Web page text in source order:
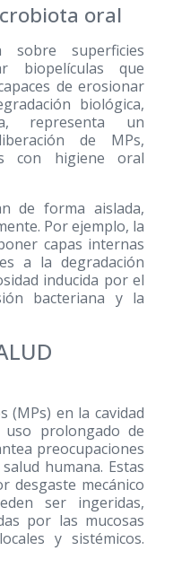
oral
sobre superficies
biopelículas que
de erosionar
biológica,
representa un
de MPs,
con higiene oral
de forma aislada,
Por ejemplo, la
capas internas
a la degradación
inducida por el
bacteriana y la
(MPs) en la cavidad
uso prolongado de
preocupaciones
humana. Estas
desgaste mecánico
ser ingeridas,
por las mucosas
y sistémicos.